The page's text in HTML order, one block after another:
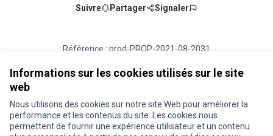
Informations sur les cookies utilisés sur le site
web
Nous utilisons des cookies sur notre site Web pour améliorer la
performance et les contenus du site. Les cookies nous
permettent de fournir une expérience utilisateur et un contenu
Suivre Partager Signaler
Référence : prod-PROP-2021-08-2031
Vérifiez l'empreinte numérique
Conditions d'utilisation
Paramètres des cookies
Je participe ! sur X
Je participe ! sur Facebook
Je participe ! sur Instagram